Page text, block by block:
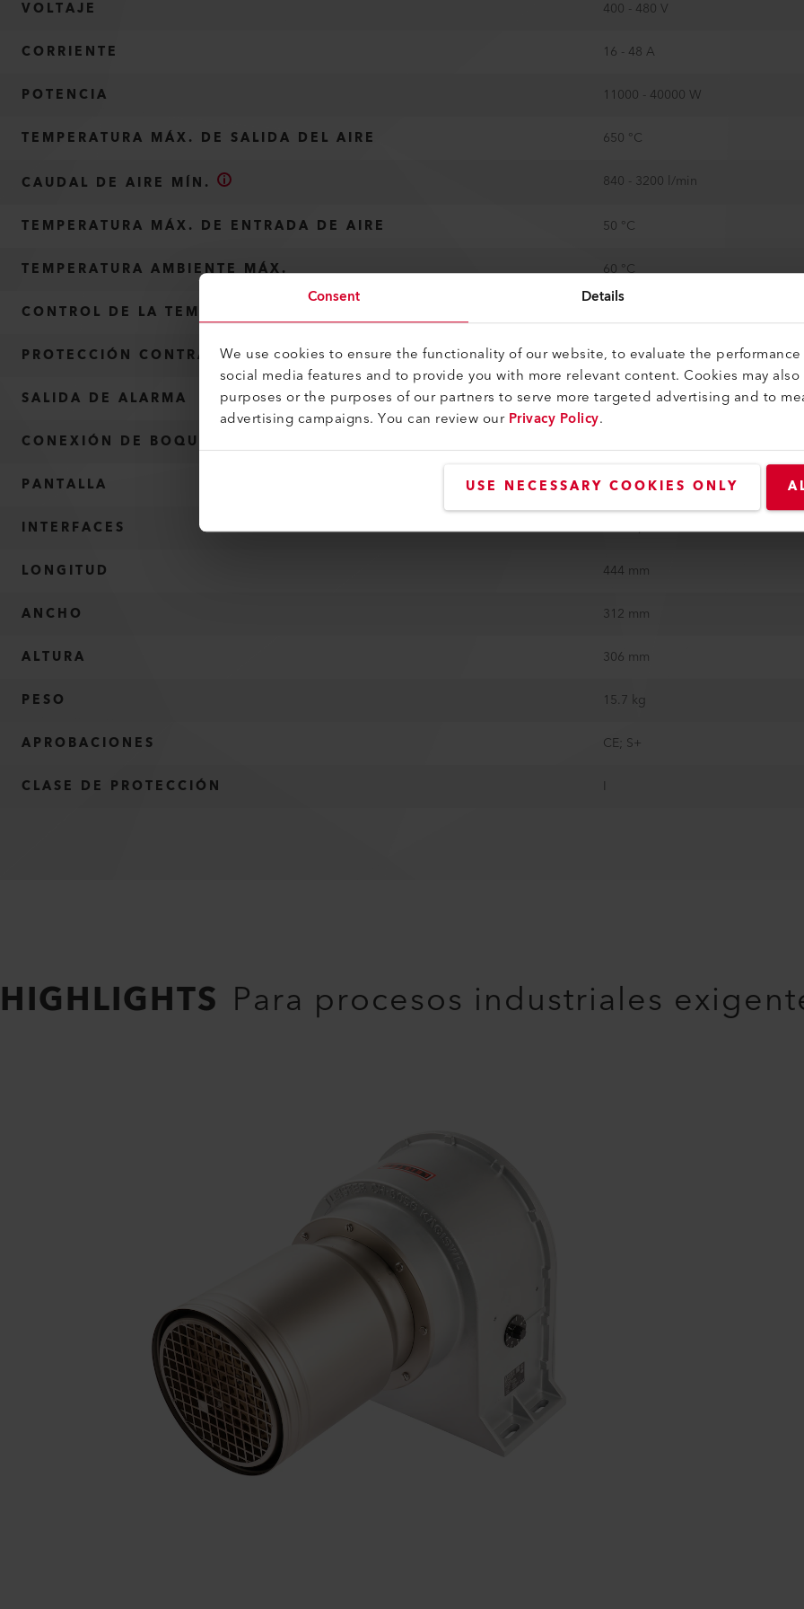
Consent Details
We use cookies to ensure the functionality of our website, to evaluate the
social media features and to provide you with more relevant content. Cookies may
purposes or the purposes of our partners to serve more targeted advertising and to
advertising campaigns. You can review ourPrivacy Policy.
USE NECESSARY COOKIES ONLY
VOLTAJE
400 - 480 V
CORRIENTE
16 - 48 A
POTENCIA
11000 - 40000 W
TEMPERATURA MÁX. DE SALIDA DEL AIRE
650 °C
CAUDAL DE AIRE MÍN. 840 - 3200 l/min
TEMPERATURA MÁX. DE ENTRADA DE AIRE
50 °C
TEMPERATURA AMBIENTE MÁX.
60 °C
CONTROL DE LA TEMPERATURA DEL AIRE
PROTECCIÓN CONTRA EL SOBRECALENTAMIENTO
Sí
SALIDA DE ALARMA
Contacto normalmente abierto
CONEXIÓN DE BOQUILLA Ø
PANTALLA
No
INTERFACES
0–10V; 4–20mA
LONGITUD
444 mm
ANCHO
312 mm
ALTURA
306 mm
PESO
15.7 kg
APROBACIONES
CE; S+
CLASE DE PROTECCIÓN
I
HIGHLIGHTS Para procesos industriales